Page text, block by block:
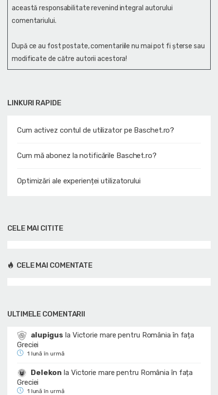
LINKURI RAPIDE
Cum activez contul de utilizator pe Baschet.ro?
Cum mă abonez la notificările Baschet.ro?
Optimizări ale experienței utilizatorului
această responsabilitate revenind integral autorului
comentariului.
După ce au fost postate, comentariile nu mai pot fi șterse sau
modificate de către autorii acestora!
CELE MAI CITITE
CELE MAI COMENTATE
ULTIMELE COMENTARII
alupigus la Victorie mare pentru România în fața
Greciei
1 lună în urmă
Delekon la Victorie mare pentru România în fața
Greciei
1 lună în urmă